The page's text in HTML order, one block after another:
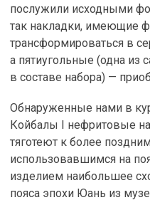
послужили исходными
так накладки, имеющие
трансформироваться в
а пятиугольные (одна из
в составе набора) —
Обнаруженные нами в
Койбалы I нефритовые
тяготеют к более
использовавшимся на
изделием наибольшее
пояса эпохи Юань из